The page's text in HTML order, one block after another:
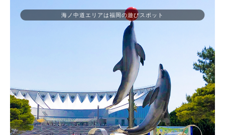
海ノ中道エリアは福岡の遊びスポット